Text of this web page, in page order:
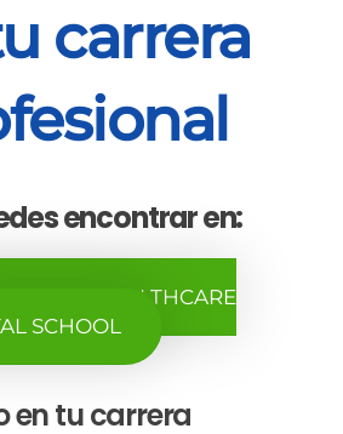
carrera
encontrar en:
DE HEALTHCARE
SCHOOL
en tu carrera